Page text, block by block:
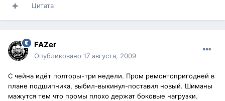
Цитата
FAZer
Опубликовано 17 августа, 2009
С чейна идёт полторы-три недели. Пром ремонтопригодней в
плане подшипника, выбил-выкинул-поставил новый. Шиманы
мажутся тем что промы плохо держат боковые нагрузки.